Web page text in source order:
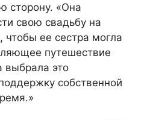
сторону. «Она
свою свадьбу на
чтобы ее сестра могла
путешествие
выбрала это
собственной